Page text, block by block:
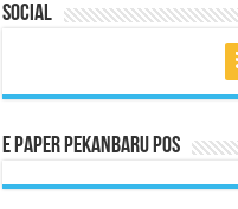
Social
E Paper Pekanbaru Pos